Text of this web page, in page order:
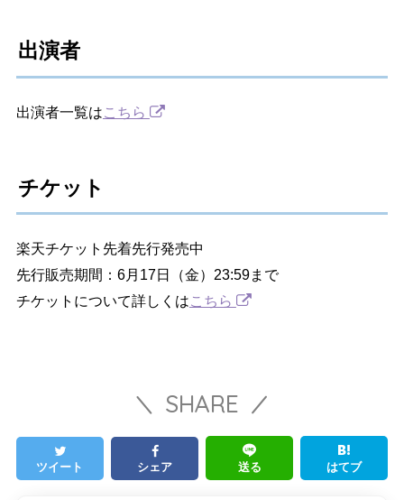
出演者
出演者一覧はこちら
チケット
楽天チケット先着先行発売中
先行販売期間：6月17日（金）23:59まで
チケットについて詳しくはこちら
SHARE
ツイート シェア 送る はてブ